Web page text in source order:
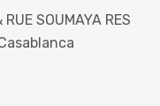
SOUMAYA RES